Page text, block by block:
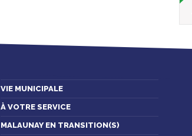
VIE MUNICIPALE
À VOTRE SERVICE
MALAUNAY EN TRANSITION(S)